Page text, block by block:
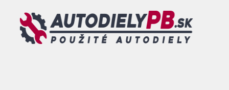
Preskočiť
obsah